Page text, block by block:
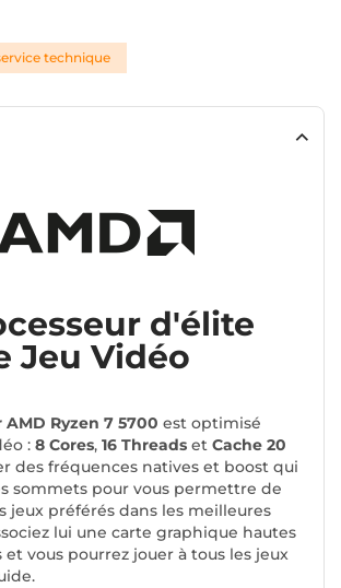
technique
d'élite
Jeu Vidéo
AMD Ryzen 7 5700 est optimisé
: 8 Cores, 16 Threads et Cache 20
des fréquences natives et boost qui
sommets pour vous permettre de
jeux préférés dans les meilleures
lui une carte graphique hautes
vous pourrez jouer à tous les jeux